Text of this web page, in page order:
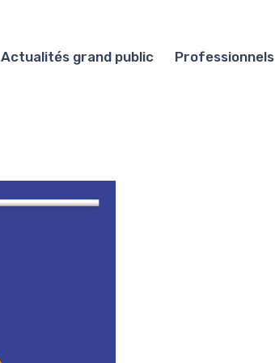
Actualités grand public Professionnels